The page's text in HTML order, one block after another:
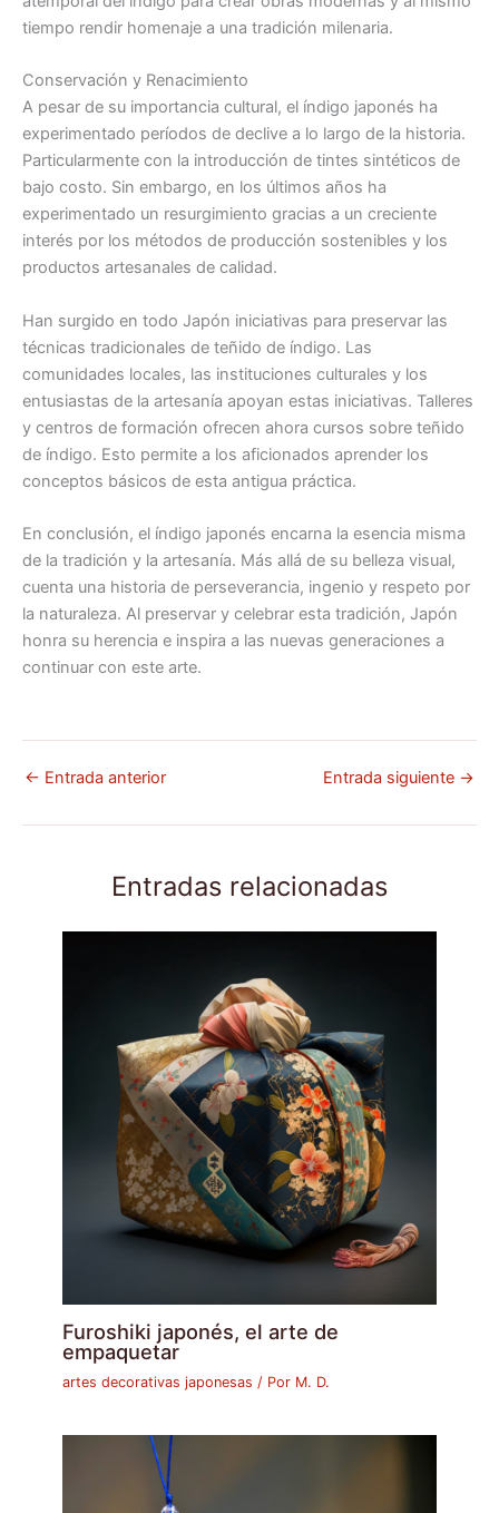
tiempo rendir homenaje a una tradición milenaria.
Conservación y Renacimiento
A pesar de su importancia cultural, el índigo japonés ha
experimentado períodos de declive a lo largo de la historia.
Particularmente con la introducción de tintes sintéticos de
bajo costo. Sin embargo, en los últimos años ha
experimentado un resurgimiento gracias a un creciente
interés por los métodos de producción sostenibles y los
productos artesanales de calidad.
Han surgido en todo Japón iniciativas para preservar las
técnicas tradicionales de teñido de índigo. Las
comunidades locales, las instituciones culturales y los
entusiastas de la artesanía apoyan estas iniciativas. Talleres
y centros de formación ofrecen ahora cursos sobre teñido
de índigo. Esto permite a los aficionados aprender los
conceptos básicos de esta antigua práctica.
En conclusión, el índigo japonés encarna la esencia misma
de la tradición y la artesanía. Más allá de su belleza visual,
cuenta una historia de perseverancia, ingenio y respeto por
la naturaleza. Al preservar y celebrar esta tradición, Japón
honra su herencia e inspira a las nuevas generaciones a
continuar con este arte.
← Entrada anterior Entrada siguiente →
Entradas relacionadas
Furoshiki japonés, el arte de
empaquetar
artes decorativas japonesas / Por M. D.